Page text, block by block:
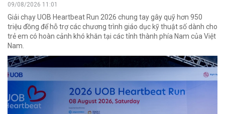
09/08/2026 11:01
Giải chạy UOB Heartbeat Run 2026 chung tay gây quỹ hơn 950
triệu đồng để hỗ trợ các chương trình giáo dục kỹ thuật số dành cho
trẻ em có hoàn cảnh khó khăn tại các tỉnh thành phía Nam của Việt
Nam.